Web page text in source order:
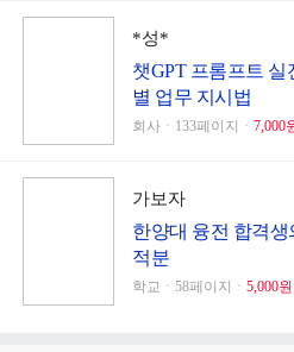
*성*
챗GPT 프롬프트
별 업무 지시법
회사ㆍ133페이지ㆍ 7,000
가보자
한양대 융전 합격생
적분
학교ㆍ58페이지ㆍ 5,000원